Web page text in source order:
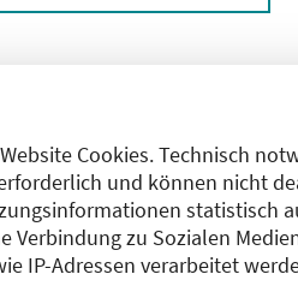
Cookies. Technisch
und können nicht
statistisch
Verbindung zu Sozialen
IP-Adressen verarbeitet